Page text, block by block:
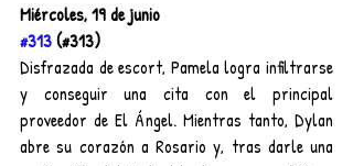
Miércoles, 19 de junio
#313 (#313)
Disfrazada de escort, Pamela logra infiltrarse
y conseguir una cita con el principal
proveedor de El Ángel. Mientras tanto, Dylan
abre su corazón a Rosario y, tras darle una